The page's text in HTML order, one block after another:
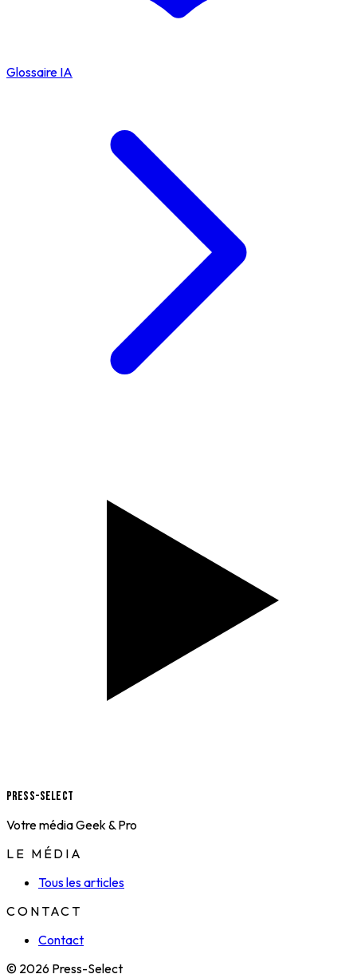
Glossaire IA
Press-Select
Votre média Geek & Pro
LE MÉDIA
Tous les articles
CONTACT
Contact
© 2026 Press-Select